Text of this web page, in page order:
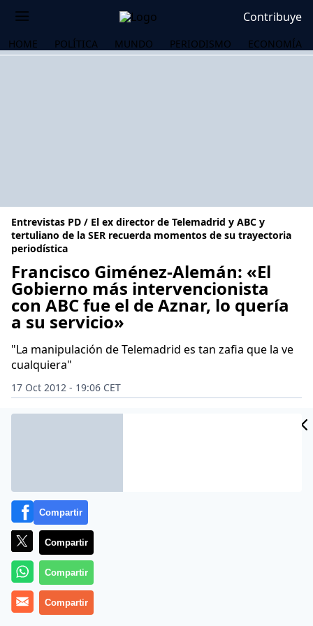
Contribuye
HOME POLÍTICA MUNDO PERIODISMO ECONOMÍA
Entrevistas PD / El ex director de Telemadrid y ABC y
tertuliano de la SER recuerda momentos de su trayectoria
periodística
Francisco Giménez-Alemán: «El
Gobierno más intervencionista
con ABC fue el de Aznar, lo quería
a su servicio»
"La manipulación de Telemadrid es tan zafia que la ve
cualquiera"
17 Oct 2012 - 19:06 CET
Archivado en: ALBERTO RUIZ-GALLARDÓN
Compartir
Compartir
Compartir
Compartir